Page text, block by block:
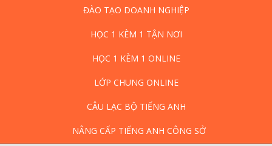
ĐÀO TẠO DOANH NGHIỆP
HỌC 1 KÈM 1 TẬN NƠI
HỌC 1 KÈM 1 ONLINE
LỚP CHUNG ONLINE
CÂU LẠC BỘ TIẾNG ANH
NÂNG CẤP TIẾNG ANH CÔNG SỞ